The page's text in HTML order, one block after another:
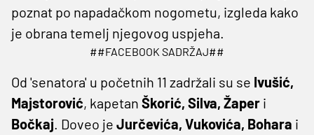
poznat po napadačkom nogometu, izgleda kako
je obrana temelj njegovog uspjeha.
##FACEBOOK SADRŽAJ##
Od 'senatora' u početnih 11 zadržali su se Ivušić,
Majstorović, kapetan Škorić, Silva, Žaper i
Bočkaj. Doveo je Jurčevića, Vukovića, Bohara i